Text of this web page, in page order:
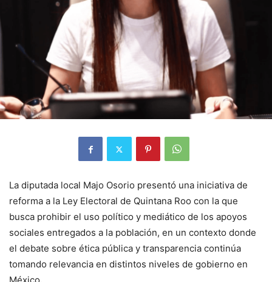
La diputada local Majo Osorio presentó una iniciativa de
reforma a la Ley Electoral de Quintana Roo con la que
busca prohibir el uso político y mediático de los apoyos
sociales entregados a la población, en un contexto donde
el debate sobre ética pública y transparencia continúa
tomando relevancia en distintos niveles de gobierno en